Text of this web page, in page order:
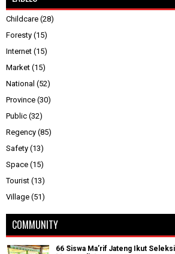
Childcare (28)
Foresty (15)
Internet (15)
Market (15)
National (52)
Province (30)
Public (32)
Regency (85)
Safety (13)
Space (15)
Tourist (13)
Village (51)
COMMUNITY
66 Siswa Ma’rif Jateng Ikut